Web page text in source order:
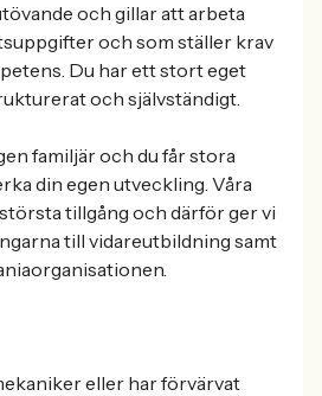
och gillar att arbeta
och som ställer krav
Du har ett stort eget
och självständigt.
familjär och du får stora
din egen utveckling. Våra
tillgång och därför ger vi
till vidareutbildning samt
eller har förvärvat